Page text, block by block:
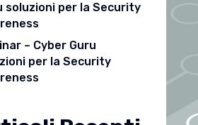
soluzioni per la Security
– Cyber Guru
per la Security